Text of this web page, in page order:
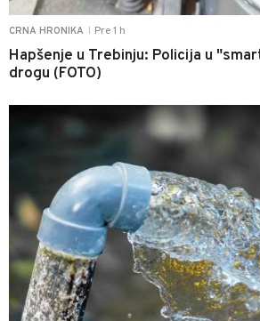
CRNA HRONIKA Pre 1 h
Hapšenje u Trebinju: Policija u
drogu (FOTO)